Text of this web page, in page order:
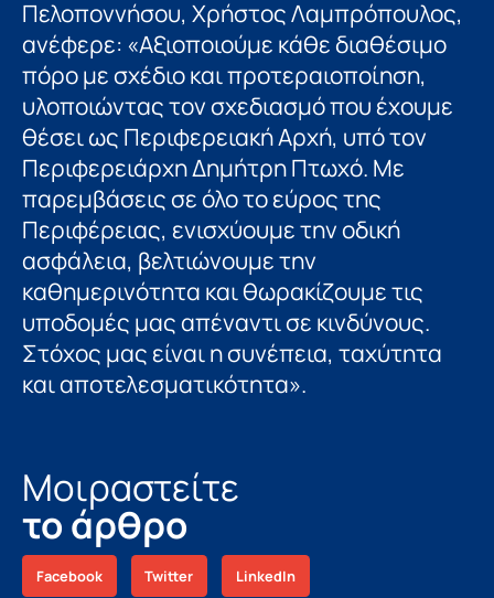
Πελοποννήσου, Χρήστος Λαμπρόπουλος,
ανέφερε: «Αξιοποιούμε κάθε διαθέσιμο
πόρο με σχέδιο και προτεραιοποίηση,
υλοποιώντας τον σχεδιασμό που έχουμε
θέσει ως Περιφερειακή Αρχή, υπό τον
Περιφερειάρχη Δημήτρη Πτωχό. Με
παρεμβάσεις σε όλο το εύρος της
Περιφέρειας, ενισχύουμε την οδική
ασφάλεια, βελτιώνουμε την
καθημερινότητα και θωρακίζουμε τις
υποδομές μας απέναντι σε κινδύνους.
Στόχος μας είναι η συνέπεια, ταχύτητα
και αποτελεσματικότητα».
Μοιραστείτε
το άρθρο
Facebook Twitter LinkedIn